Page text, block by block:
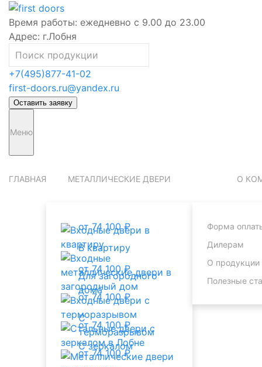
Время работы: ежедневно с 9.00 до 23.00
Адрес: г.Лобня
+7(495)877-41-02
first-doors.ru@yandex.ru
Оставить заявку
Меню
ГЛАВНАЯ МЕТАЛЛИЧЕСКИЕ ДВЕРИ
В квартиру
от 74 100 ₽
Для загородного
дома
от 74 100 ₽
С
терморазрывом
от 74 100 ₽
С зеркалом
от 74 100 ₽
от 74 100 ₽
О
Форма
Дилерам
О продукции
Полезные